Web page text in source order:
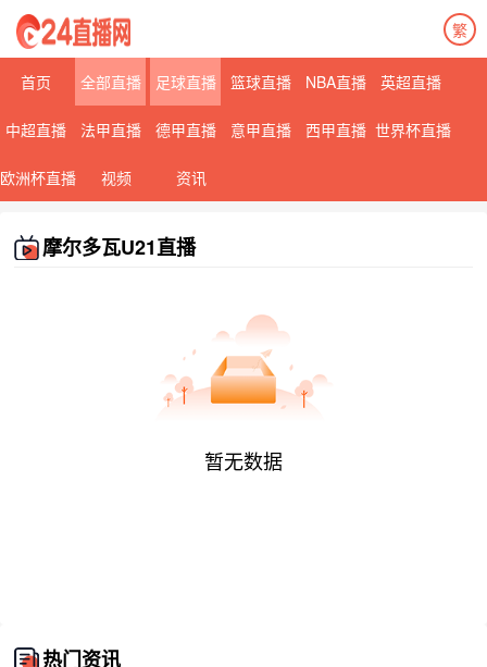
繁
首页 全部直播 足球直播 篮球直播 NBA直播 英超直播
中超直播 法甲直播 德甲直播 意甲直播 西甲直播 世界杯直播
欧洲杯直播 视频 资讯
摩尔多瓦U21直播
暂无数据
热门资讯